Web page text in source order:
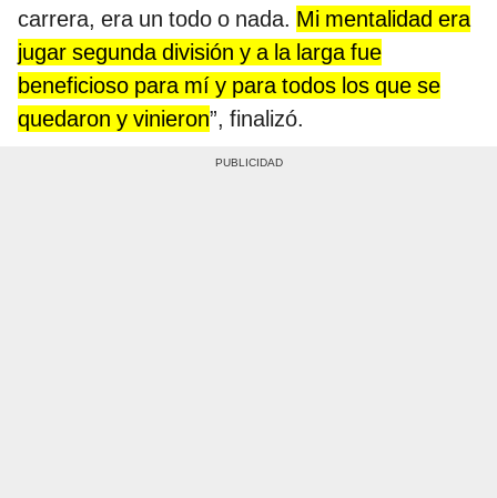
carrera, era un todo o nada. Mi mentalidad era
jugar segunda división y a la larga fue
beneficioso para mí y para todos los que se
quedaron y vinieron”, finalizó.